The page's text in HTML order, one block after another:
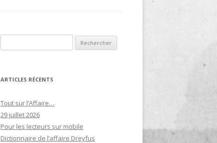
ARTICLES RÉCENTS
Tout sur l’Affaire…
29 juillet 2026
Pour les lecteurs sur mobile
Dictionnaire de l’affaire Dreyfus